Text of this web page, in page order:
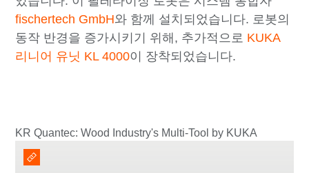
fischertech GmbH와 함께 설치되었습니다. 로봇의
동작 반경을 증가시키기 위해, 추가적으로 KUKA
리니어 유닛 KL 4000이 장착되었습니다.
KR Quantec: Wood Industry's Multi-Tool by KUKA